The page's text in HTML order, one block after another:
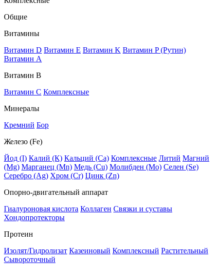
Общие
Витамины
Витамин D Витамин E Витамин K Витамин P (Рутин)
Витамин А
Витамин В
Витамин C Комплексные
Минералы
Кремний Бор
Железо (Fe)
Йод (I) Калий (К) Кальций (Са) Комплексные Литий Магний
(Mg) Марганец (Mn) Медь (Сu) Молибден (Мо) Селен (Se)
Серебро (Ag) Хром (Cr) Цинк (Zn)
Опорно-двигательный аппарат
Гиалуроновая кислота Коллаген Связки и суставы
Хондопротекторы
Протеин
Изолят/Гидролизат Казеиновый Комплексный Растительный
Сывороточный